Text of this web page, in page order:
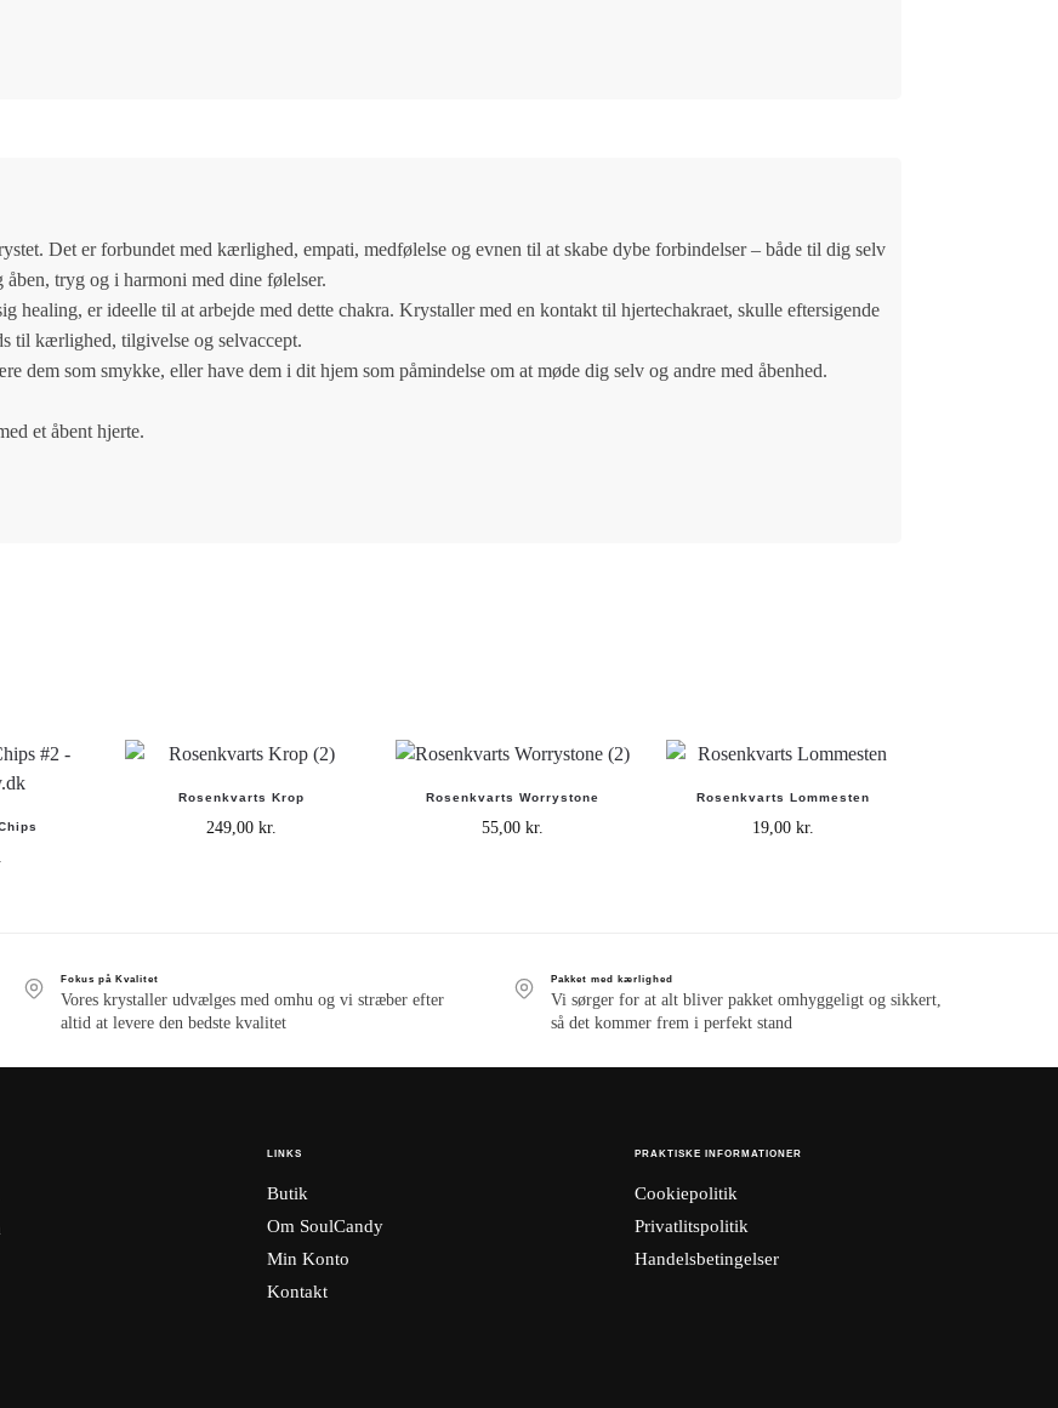
Det er forbundet med kærlighed, empati, medfølelse og evnen til at skabe dybe forbindelser – både til dig selv
tryg og i harmoni med dine følelser.
healing, er ideelle til at arbejde med dette chakra. Krystaller med en kontakt til hjertechakraet, skulle eftersigende
til kærlighed, tilgivelse og selvaccept.
dem som smykke, eller have dem i dit hjem som påmindelse om at møde dig selv og andre med åbenhed.
et åbent hjerte.
Rosenkvarts Krop
249,00kr.
Rosenkvarts Worrystone
55,00 kr.
Rosenkvarts Lommesten
19,00 kr.
Fokus på Kvalitet
Vores krystaller udvælges med omhu og vi stræber efter
altid at levere den bedste kvalitet
Pakket med kærlighed
Vi sørger for at alt bliver pakket omhyggeligt og sikkert,
så det kommer frem i perfekt stand
LINKS
Butik
Om SoulCandy
Min Konto
Kontakt
PRAKTISKE INFORMATIONER
Cookiepolitik
Privatlitspolitik
Handelsbetingelser